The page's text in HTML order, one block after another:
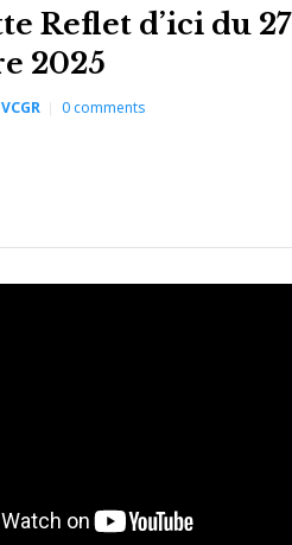
Reflet d’ici du 27
2025
0comments